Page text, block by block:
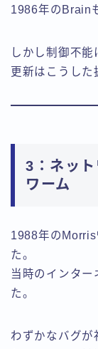
1986年のBrain
しかし制御不能
更新はこうした
3：ネッ
ワーム
1988年の
た。
当時のインタ
た。
わずかなバグが